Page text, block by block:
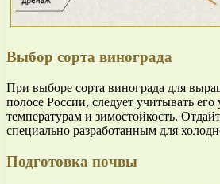
Выбор сорта винограда
При выборе сорта винограда для
полосе России, следует учитывать
температурам и зимостойкость.
специально разработанным для
Подготовка почвы